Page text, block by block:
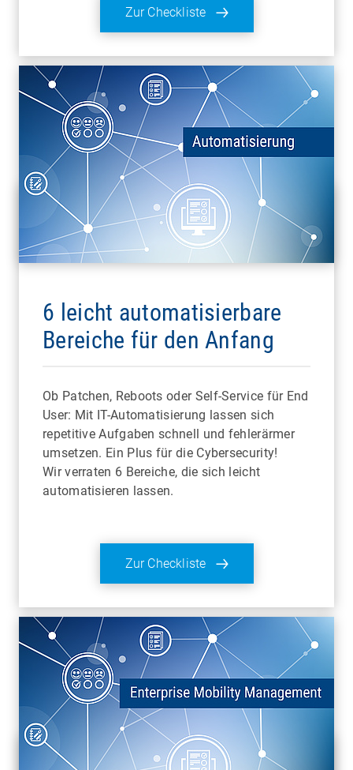
Zur Checkliste
6 leicht automatisierbare
Bereiche für den Anfang
Ob Patchen, Reboots oder Self-Service für End
User: Mit IT-Automatisierung lassen sich
repetitive Aufgaben schnell und fehlerärmer
umsetzen. Ein Plus für die Cybersecurity!
Wir verraten 6 Bereiche, die sich leicht
automatisieren lassen.
Zur Checkliste